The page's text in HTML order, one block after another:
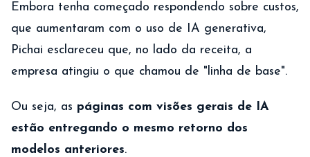
Embora tenha começado respondendo sobre custos,
que aumentaram com o uso de IA generativa,
Pichai esclareceu que, no lado da receita, a
empresa atingiu o que chamou de "linha de base".
Ou seja, as páginas com visões gerais de IA
estão entregando o mesmo retorno dos
modelos anteriores.